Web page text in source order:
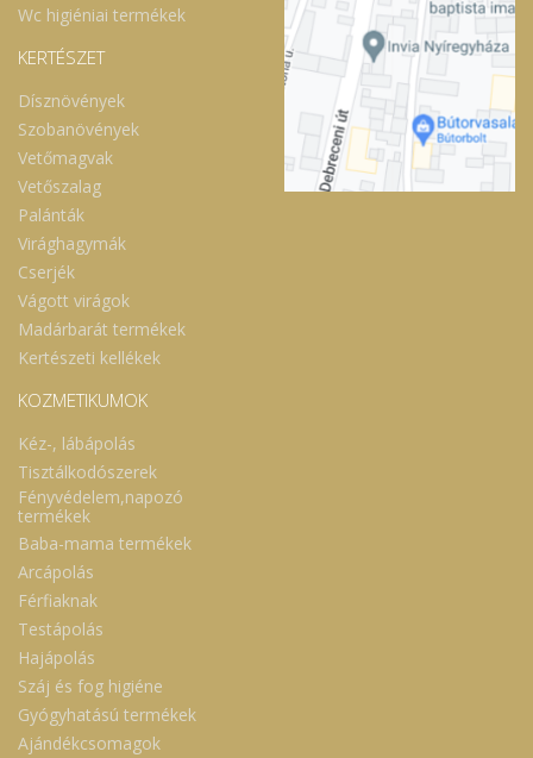
Wc higiéniai termékek
KERTÉSZET
Dísznövények
Szobanövények
Vetőmagvak
Vetőszalag
Palánták
Virághagymák
Cserjék
Vágott virágok
Madárbarát termékek
Kertészeti kellékek
KOZMETIKUMOK
Kéz-, lábápolás
Tisztálkodószerek
Fényvédelem,napozó
termékek
Baba-mama termékek
Arcápolás
Férfiaknak
Testápolás
Hajápolás
Száj és fog higiéne
Gyógyhatású termékek
Ajándékcsomagok